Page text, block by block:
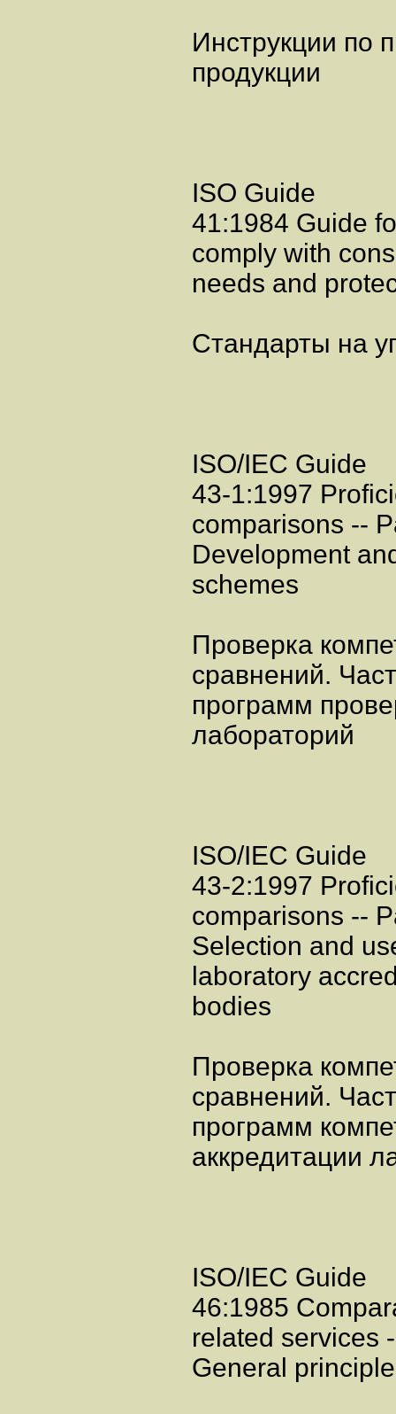
Инструкции по
продукции
ISO Guide
41:1984 Guide
comply with
needs and
Стандарты на
ISO/IEC Guide
43-1:1997
comparisons --
Development
schemes
Проверка
сравнений.
программ
лабораторий
ISO/IEC Guide
43-2:1997
comparisons --
Selection and
laboratory
bodies
Проверка
сравнений.
программ
аккредитации
ISO/IEC Guide
46:1985
related services
General